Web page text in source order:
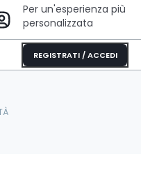
Per un'esperienza più
personalizzata
REGISTRATI / ACCEDI